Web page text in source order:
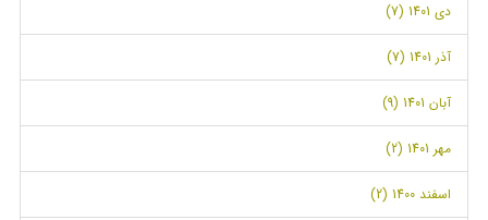
دی 1401 (7)
آذر 1401 (7)
آبان 1401 (9)
مهر 1401 (2)
اسفند 1400 (2)